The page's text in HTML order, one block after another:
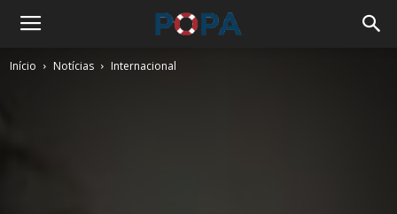
Início Notícias Internacional